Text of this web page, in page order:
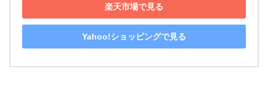
楽天市場で見る
Yahoo!ショッピングで見る